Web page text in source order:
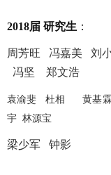
2018届 研究生 ：
周芳旺 冯嘉美 刘
冯坚 郑文浩
袁渝斐 杜相 黄基
宇 林源宝
梁少军 钟影